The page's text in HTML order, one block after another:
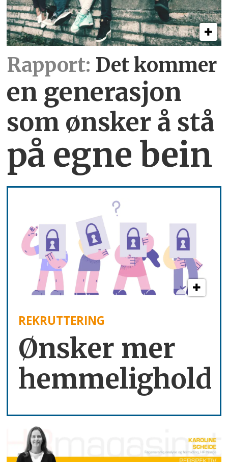
Rapport: Det kommer
en generasjon
som ønsker å stå
på egne bein
REKRUTTERING
Ønsker mer
hemmelighold